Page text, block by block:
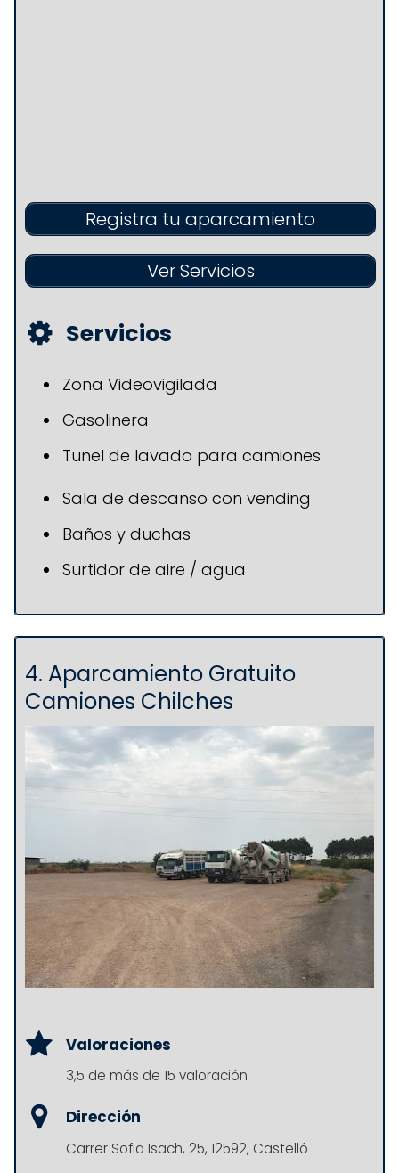
Registra tu aparcamiento
Ver Servicios
Servicios
Zona Videovigilada
Gasolinera
Tunel de lavado para camiones
Sala de descanso con vending
Baños y duchas
Surtidor de aire / agua
4. Aparcamiento Gratuito
Camiones Chilches
Valoraciones
3,5 de más de 15 valoración
Dirección
Carrer Sofia Isach, 25, 12592, Castelló